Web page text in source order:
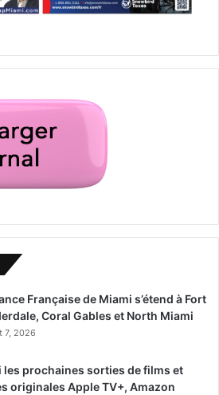
Française de Miami s’étend à Fort
Coral Gables et North Miami
7, 2026
les prochaines sorties de films et
originales Apple TV+, Amazon